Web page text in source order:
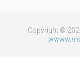
Copyright ©